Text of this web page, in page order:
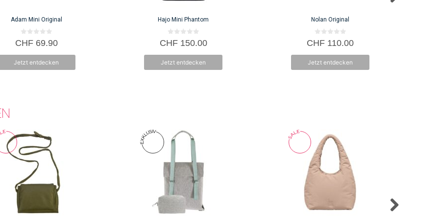
Adam Mini Original
0
v
5
CHF69.90
Jetzt entdecken
Hajo Mini Phantom
0
v
5
CHF150.00
Jetzt entdecken
Nolan Original
0
v
5
CHF 110.00
Jetzt entdecken